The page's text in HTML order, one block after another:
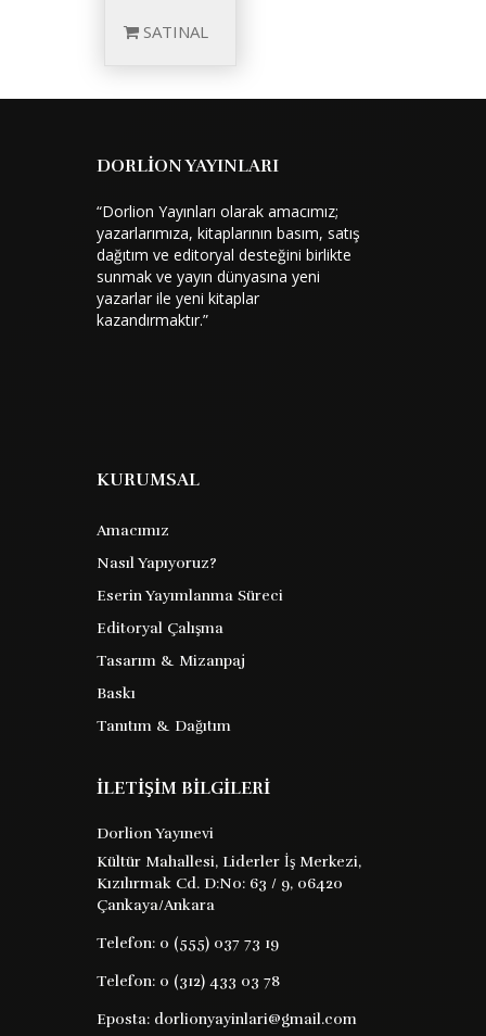
SATINAL
Perdesiz Hayatlar
Mehmet Ali Güler
Barkod :
9786254071485
Yayın Evi : XX
perdesiz hayatlar kırşehir de doğup
büyümüş bir genç olan erkan ın
üniversiteyi kazanarak ankara ya
gelmesine ve ankara da yaşadığı
bir mahallede ...
180 TL Satın Al Kitabı İncele
DORLİON YAYINLARI
“Dorlion Yayınları olarak amacımız;
yazarlarımıza, kitaplarının basım, satış
dağıtım ve editoryal desteğini birlikte
sunmak ve yayın dünyasına yeni
yazarlar ile yeni kitaplar
kazandırmaktır.”
KURUMSAL
Amacımız
Nasıl Yapıyoruz?
Eserin Yayımlanma Süreci
Editoryal Çalışma
Tasarım & Mizanpaj
Baskı
Tanıtım & Dağıtım
İLETİŞİM BİLGİLERİ
Dorlion Yayınevi
Kültür Mahallesi, Liderler İş Merkezi,
Kızılırmak Cd. D:No: 63 / 9, 06420
Çankaya/Ankara
Telefon: 0 (555) 037 73 19
Telefon: 0 (312) 433 03 78
Eposta: dorlionyayinlari@gmail.com